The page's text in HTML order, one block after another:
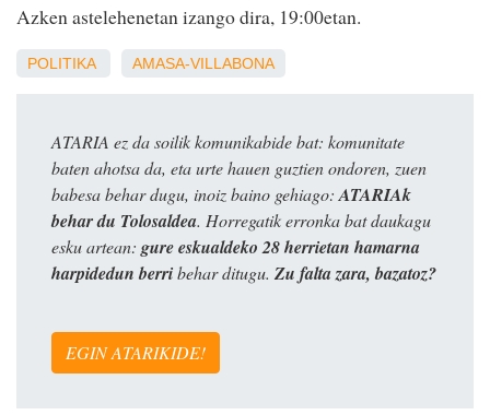
Azken astelehenetan izango dira, 19:00etan.
POLITIKA AMASA-VILLABONA
ATARIA ez da soilik komunikabide bat: komunitate
baten ahotsa da, eta urte hauen guztien ondoren, zuen
babesa behar dugu, inoiz baino gehiago:ATARIAk
behar du Tolosaldea. Horregatik erronka bat daukagu
esku artean: gure eskualdeko 28 herrietan hamarna
harpidedun berribehar ditugu. Zu falta zara, bazatoz?
EGIN ATARIKIDE!